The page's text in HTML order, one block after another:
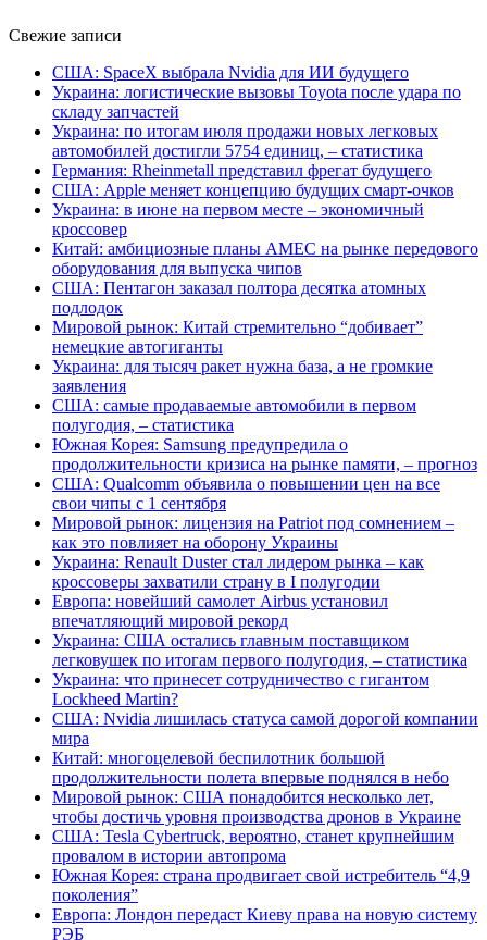
Свежие записи
США: SpaceX выбрала Nvidia для ИИ будущего
Украина: логистические вызовы Toyota после удара по
складу запчастей
Украина: по итогам июля продажи новых легковых
автомобилей достигли 5754 единиц, – статистика
Германия: Rheinmetall представил фрегат будущего
США: Apple меняет концепцию будущих смарт-очков
Украина: в июне на первом месте – экономичный
кроссовер
Китай: амбициозные планы AMEC на рынке передового
оборудования для выпуска чипов
США: Пентагон заказал полтора десятка атомных
подлодок
Мировой рынок: Китай стремительно “добивает”
немецкие автогиганты
Украина: для тысяч ракет нужна база, а не громкие
заявления
США: самые продаваемые автомобили в первом
полугодия, – статистика
Южная Корея: Samsung предупредила о
продолжительности кризиса на рынке памяти, – прогноз
США: Qualcomm объявила о повышении цен на все
свои чипы с 1 сентября
Мировой рынок: лицензия на Patriot под сомнением –
как это повлияет на оборону Украины
Украина: Renault Duster стал лидером рынка – как
кроссоверы захватили страну в I полугодии
Европа: новейший самолет Airbus установил
впечатляющий мировой рекорд
Украина: США остались главным поставщиком
легковушек по итогам первого полугодия, – статистика
Украина: что принесет сотрудничество с гигантом
Lockheed Martin?
США: Nvidia лишилась статуса самой дорогой компании
мира
Китай: многоцелевой беспилотник большой
продолжительности полета впервые поднялся в небо
Мировой рынок: США понадобится несколько лет,
чтобы достичь уровня производства дронов в Украине
США: Tesla Cybertruck, вероятно, станет крупнейшим
провалом в истории автопрома
Южная Корея: страна продвигает свой истребитель “4,9
поколения”
Европа: Лондон передаст Киеву права на новую систему
РЭБ